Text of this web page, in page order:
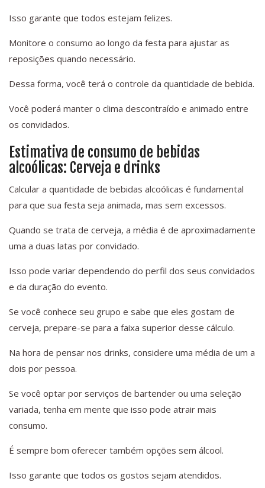
Isso garante que todos estejam felizes.
Monitore o consumo ao longo da festa para ajustar as
reposições quando necessário.
Dessa forma, você terá o controle da quantidade de bebida.
Você poderá manter o clima descontraído e animado entre
os convidados.
Estimativa de consumo de bebidas
alcoólicas: Cerveja e drinks
Calcular a quantidade de bebidas alcoólicas é fundamental
para que sua festa seja animada, mas sem excessos.
Quando se trata de cerveja, a média é de aproximadamente
uma a duas latas por convidado.
Isso pode variar dependendo do perfil dos seus convidados
e da duração do evento.
Se você conhece seu grupo e sabe que eles gostam de
cerveja, prepare-se para a faixa superior desse cálculo.
Na hora de pensar nos drinks, considere uma média de um a
dois por pessoa.
Se você optar por serviços de bartender ou uma seleção
variada, tenha em mente que isso pode atrair mais
consumo.
É sempre bom oferecer também opções sem álcool.
Isso garante que todos os gostos sejam atendidos.